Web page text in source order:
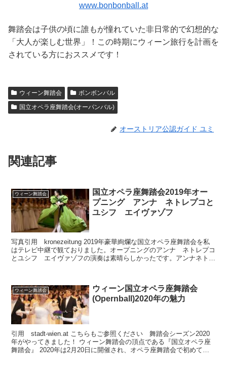
www.bonbonball.at
舞踏会は子供の頃に誰もが憧れていた非日常的で幻想的な
「大人が楽しむ世界」！この時期にウィーン旅行を計画を
されている方におススメです！
ウィーン舞踏会
ボンボンバル
国立オペラ座舞踏会(オーパンバル)
オーストリア公認ガイド ユミ
関連記事
ウィーン舞踏会
国立オペラ座舞踏会2019年オー
プニング アンナ ネトレプコと
ユシフ エイヴァゾフ
写真引用 kronezeitung 2019年豪華絢爛な国立オペラ座舞踏会を私
はテレビ中継で観ておりました。オープニングのアンナ ネトレプコ
とユシフ エイヴァゾフの演奏は素晴らしかったです。アンナネトレ
ウィーン舞踏会
ウィーン国立オペラ座舞踏会
(Opernball)2020年の魅力
引用 stadt-wien.at こちらもご参照ください 舞踏会シーズン2020
年がやってきました！ ウィーン舞踏会の頂点である『国立オペラ座
舞踏会』 2020年は2月20日に開催され、オペラ座舞踏会で初めてデ